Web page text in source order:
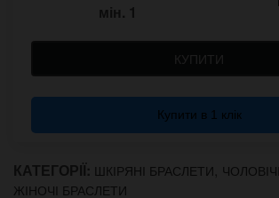
мін. 1
КУПИТИ
Купити в 1 клік
КАТЕГОРІЇ: ШКІРЯНІ БРАСЛЕТИ,
ЖІНОЧІ БРАСЛЕТИ